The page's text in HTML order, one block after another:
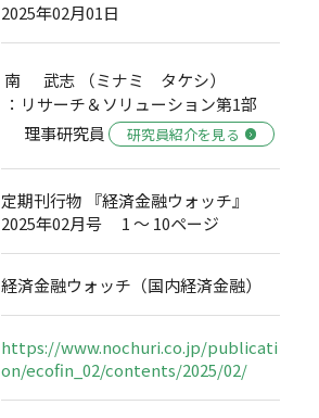
2025年02月01日
南 武志 （ミナミ タケシ）
：リサーチ＆ソリューション第1部
理事研究員
研究員紹介を見る
定期刊行物 『経済金融ウォッチ』
2025年02月号 1 ～ 10ページ
経済金融ウォッチ（国内経済金融）
https://www.nochuri.co.jp/publicati
on/ecofin_02/contents/2025/02/